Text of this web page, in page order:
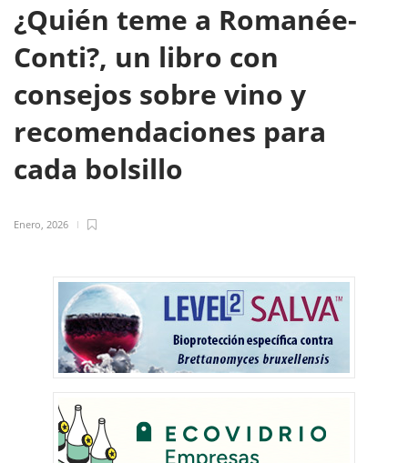
¿Quién teme a Romanée-
Conti?, un libro con
consejos sobre vino y
recomendaciones para
cada bolsillo
Enero, 2026